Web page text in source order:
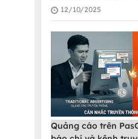
12/10/2025
Quảng cáo trên